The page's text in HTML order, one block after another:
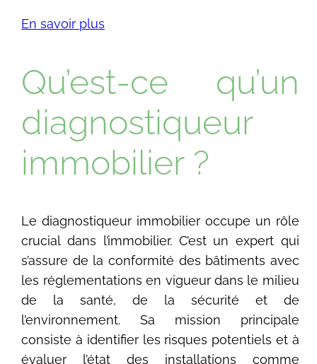
En savoir plus
Qu’est-ce qu’un
diagnostiqueur
immobilier ?
Le diagnostiqueur immobilier occupe un rôle
crucial dans l’immobilier. C’est un expert qui
s’assure de la conformité des bâtiments avec
les réglementations en vigueur dans le milieu
de la santé, de la sécurité et de
l’environnement. Sa mission principale
consiste à identifier les risques potentiels et à
évaluer l’état des installations comme